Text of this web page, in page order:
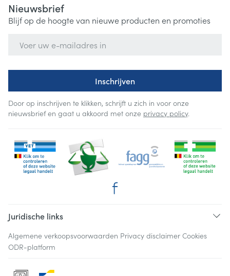
Nieuwsbrief
Blijf op de hoogte van nieuwe producten en promoties
Inschrijven
Door op inschrijven te klikken, schrijft u zich in voor onze
nieuwsbrief en gaat u akkoord met onze privacy policy.
Juridische links
Algemene verkoopsvoorwaarden Privacy disclaimer Cookies
ODR-platform